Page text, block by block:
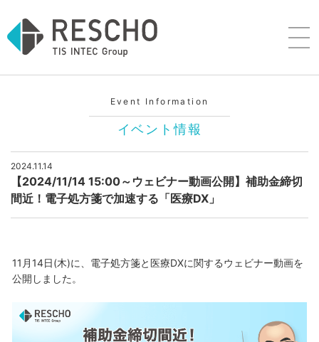
Event Information
イベント情報
2024.11.14
【2024/11/14 15:00～ウェビナー動画公開】補助金締切
間近！電子処方箋で加速する「医療DX」
11月14日(木)に、電子処方箋と医療DXに関するウェビナー動画を
公開しました。